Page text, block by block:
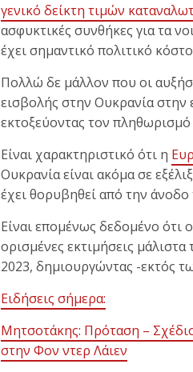
γενικό δείκτη τιμών
ασφυκτικές συνθήκες για τα
έχει σημαντικό πολιτικό
Πολλώ δε μάλλον που οι
εισβολής στην Ουκρανία στην
εκτοξεύοντας τον
Είναι χαρακτηριστικό ότι η
Ουκρανία είναι ακόμα σε
έχει θορυβηθεί από την
Είναι επομένως δεδομένο ότι
ορισμένες εκτιμήσεις
2023, δημιουργώντας -εκτός
Ειδήσεις σήμερα:
Μητσοτάκης: Πρόταση –
στην Φον ντερ Λάιεν